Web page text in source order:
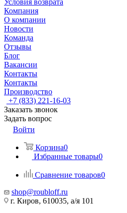
Условия возврата
Компания
О компании
Новости
Команда
Отзывы
Блог
Вакансии
Контакты
Контакты
Производство
+7 (833) 221-16-03
Заказать звонок
Задать вопрос
Войти
Корзина0
Избранные товары0
Сравнение товаров0
shop@roubloff.ru
г. Киров, 610035, а/я 101